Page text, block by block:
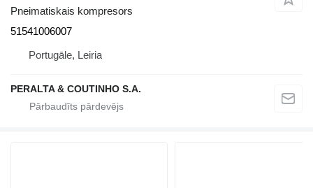
Pneimatiskais kompresors
51541006007
Portugāle, Leiria
PERALTA & COUTINHO S.A.